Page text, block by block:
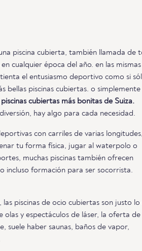
piscina cubierta, también llamada de
cualquier época del año. en las mismas
el entusiasmo deportivo como si
bellas piscinas cubiertas. o simplemente
piscinas cubiertas más bonitas de Suiza.
hay algo para cada necesidad.
con carriles de varias longitudes,
tu forma física, jugar al waterpolo o
muchas piscinas también ofrecen
incluso formación para ser socorrista.
piscinas de ocio cubiertas son justo lo
olas y espectáculos de láser, la oferta de
suele haber saunas, baños de vapor,